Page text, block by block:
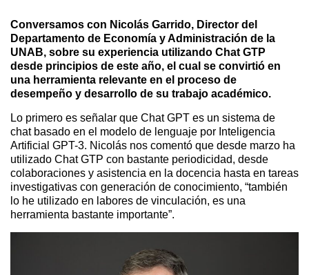
Conversamos con Nicolás Garrido, Director del
Departamento de Economía y Administración de la
UNAB, sobre su experiencia utilizando Chat GTP
desde principios de este año, el cual se convirtió en
una herramienta relevante en el proceso de
desempeño y desarrollo de su trabajo académico.
Lo primero es señalar que Chat GPT es un sistema de
chat basado en el modelo de lenguaje por Inteligencia
Artificial GPT-3. Nicolás nos comentó que desde marzo ha
utilizado Chat GTP con bastante periodicidad, desde
colaboraciones y asistencia en la docencia hasta en tareas
investigativas con generación de conocimiento, “también
lo he utilizado en labores de vinculación, es una
herramienta bastante importante”.